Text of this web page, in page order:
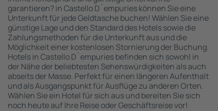
garantieren? in Castello D´empuries können Sie eine
Unterkunft für jede Geldtasche buchen! Wählen Sie eine
günstige Lage und den Standard des Hotels sowie die
Zahlungsmethoden für die Unterkunft aus und die
Möglichkeit einer kostenlosen Stornierung der Buchung.
Hotels in Castello D´empuries befinden sich sowohl in
der Nähe der beliebtesten Sehenswürdigkeiten als auch
abseits der Masse. Perfekt für einen längeren Aufenthalt
und als Ausgangspunkt für Ausflüge zu anderen Orten.
Wählen Sie ein Hotel für sich aus und bereiten Sie sich
noch heute auf Ihre Reise oder Geschäftsreise vor!